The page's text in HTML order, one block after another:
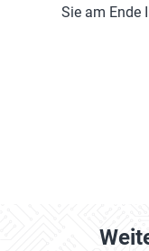
Sie am Ende